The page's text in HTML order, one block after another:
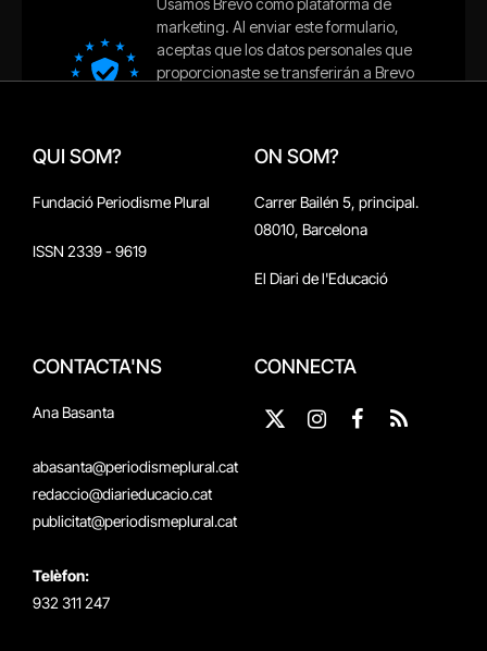
QUI SOM?
Fundació Periodisme Plural
ISSN 2339 - 9619
ON SOM?
Carrer Bailén 5, principal.
08010, Barcelona
El Diari de l'Educació
CONTACTA'NS
Ana Basanta
abasanta@periodismeplural.cat
redaccio@diarieducacio.cat
publicitat@periodismeplural.cat
Telèfon:
932 311 247
CONNECTA
X
Instagram
Facebook
RSS